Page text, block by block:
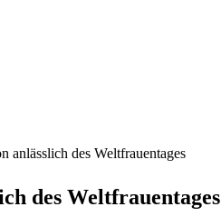
anlässlich des Weltfrauentages
des Weltfrauentages